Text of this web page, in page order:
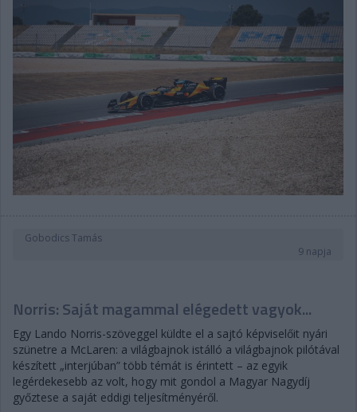
Gobodics Tamás
9 napja
Norris: Saját magammal elégedett vagyok...
Egy Lando Norris-szöveggel küldte el a sajtó képviselőit nyári
szünetre a McLaren: a világbajnok istálló a világbajnok pilótával
készített „interjúban” több témát is érintett – az egyik
legérdekesebb az volt, hogy mit gondol a Magyar Nagydíj
győztese a saját eddigi teljesítményéről.